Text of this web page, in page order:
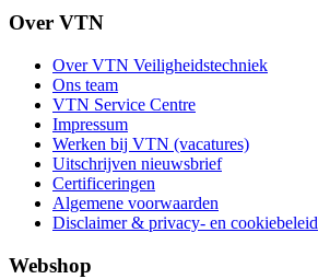
Over VTN
Over VTN Veiligheidstechniek
Ons team
VTN Service Centre
Impressum
Werken bij VTN (vacatures)
Uitschrijven nieuwsbrief
Certificeringen
Algemene voorwaarden
Disclaimer & privacy- en cookiebeleid
Webshop